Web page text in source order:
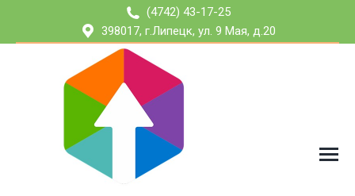
(4742) 43-17-25
398017, г.Липецк, ул. 9 Мая, д.20